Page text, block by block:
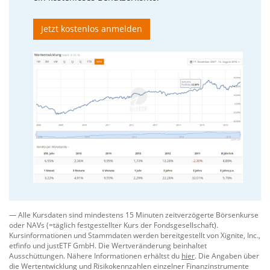
ETFs mit Domizil Irland, um
zu nutzen. Liegt der US-Anteil unter 50 %, ist das
Effizienz-Ranking (Finale Selektion):
Erfüllen mehrere ETFs die oben genannten Kriterien
gleichzeitig, entscheidet folgende Hierarchie über die
Verwendung für das Musterportfolio:
Geringste laufende Kosten (
). Temporäre TER-
Reduktionen werden dabei nicht berücksichtigt.
Bei Gleichstand: Größtes Fondsvolumen (AUM
Bei weiterem Gleichstand: Frühestes
Auflagedatum
Auswahlkriterien an.
Individuelle ETF-Auswahl
Jetzt kostenlos anmelden
— Alle Kursdaten sind mindestens 15 Minuten zeitverzögerte Börsenkurse
oder NAVs (=täglich festgestellter Kurs der Fondsgesellschaft).
Kursinformationen und Stammdaten werden bereitgestellt vonXignite, Inc.
etfinfo und justETF GmbH. Die Wertveränderung beinhaltet
Ausschüttungen. Nähere Informationen erhältst du hier. Die Angaben über
die Wertentwicklung und Risikokennzahlen einzelner Finanzinstrumente